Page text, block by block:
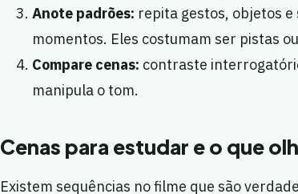
Anote padrões: repita gestos, objetos
momentos. Eles costumam ser pistas
Compare cenas: contraste
manipula o tom.
Cenas para estudar e o que
Existem sequências no filme que são